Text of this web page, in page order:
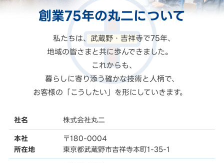
創業75年の丸二について
私たちは、武蔵野・吉祥寺で75年、
地域の皆さまと共に歩んできました。
これからも、
暮らしに寄り添う確かな技術と人柄で、
お客様の「こうしたい」を形にしていきます。
社名 株式会社丸二
本社
所在地
〒180-0004
東京都武蔵野市吉祥寺本町1-35-1